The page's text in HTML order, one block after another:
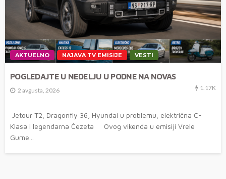
AKTUELNO NAJAVA TV EMISIJE VESTI
POGLEDAJTE U NEDELJU U PODNE NA NOVAS
2 avgusta, 2026 1.17K
Jetour T2, Dragonfly 36, Hyundai u problemu, električna C-
Klasa i legendarna Čezeta Ovog vikenda u emisiji Vrele
Gume...